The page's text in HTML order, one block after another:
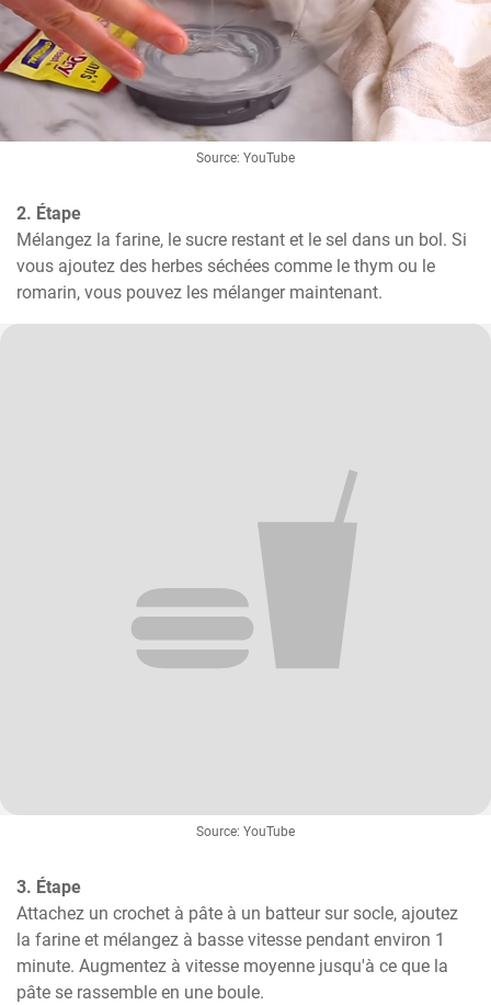
Source: YouTube
2. Étape
Mélangez la farine, le sucre restant et le sel dans un bol. Si
vous ajoutez des herbes séchées comme le thym ou le
romarin, vous pouvez les mélanger maintenant.
Source: YouTube
3. Étape
Attachez un crochet à pâte à un batteur sur socle, ajoutez
la farine et mélangez à basse vitesse pendant environ 1
minute. Augmentez à vitesse moyenne jusqu'à ce que la
pâte se rassemble en une boule.